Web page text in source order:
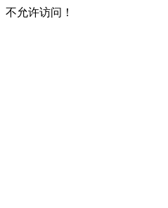
不允许访问！